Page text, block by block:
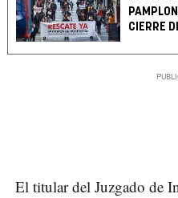
CIERRE
El titular del Juzgado de